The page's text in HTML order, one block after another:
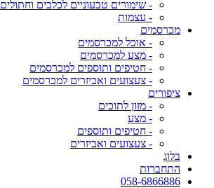
- שימורים טבעוניים לכלבים וחתולים
- עצמות
מכרסמים
- אוכל למכרסמים
- מצע למכרסמים
- חטיפים ותוספים למכרסמים
- צעצועים ואביזרים למכרסמים
ציפורים
- מזון לתוכים
- מצע
- חטיפים ותוספים
- צעצועים ואביזרים
בלוג
התחברות
058-6866886